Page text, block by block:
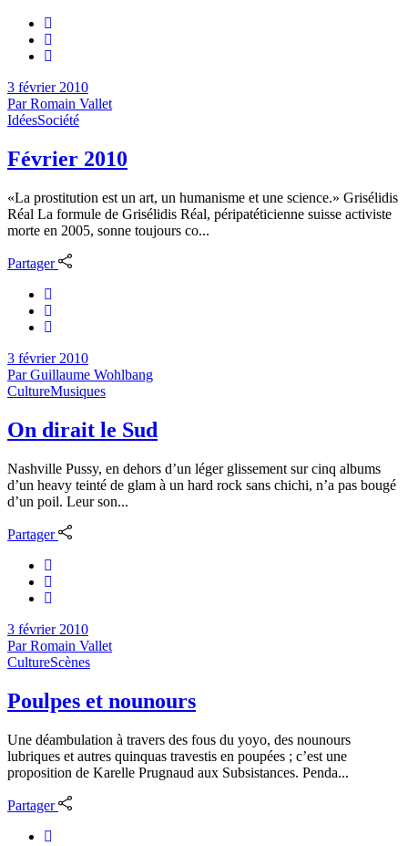
3 février 2010
ParRomain Vallet
IdéesSociété
Février 2010
«La prostitution est un art, un humanisme et une science.» Grisélidis
Réal La formule de Grisélidis Réal, péripatéticienne suisse activiste
morte en 2005, sonne toujours co...
Partager
3 février 2010
ParGuillaume Wohlbang
CultureMusiques
On dirait le Sud
Nashville Pussy, en dehors d’un léger glissement sur cinq albums
d’un heavy teinté de glam à un hard rock sans chichi, n’a pas bougé
d’un poil. Leur son...
Partager
3 février 2010
ParRomain Vallet
CultureScènes
Poulpes et nounours
Une déambulation à travers des fous du yoyo, des nounours
lubriques et autres quinquas travestis en poupées ; c’est une
proposition de Karelle Prugnaud aux Subsistances. Penda...
Partager